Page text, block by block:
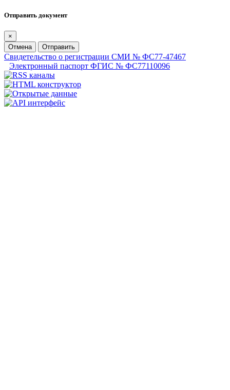
Отправить документ
×
Отмена
Отправить
Свидетельство о регистрации СМИ № ФС77-47467
Электронный паспорт ФГИС № ФС77110096